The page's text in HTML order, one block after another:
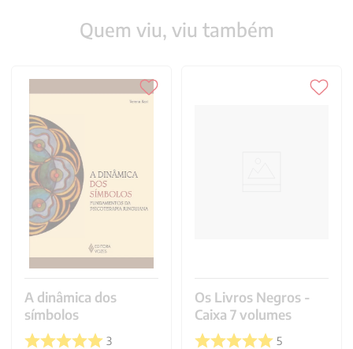
Quem viu, viu também
A dinâmica dos
símbolos
3
Os Livros Negros -
Caixa 7 volumes
5